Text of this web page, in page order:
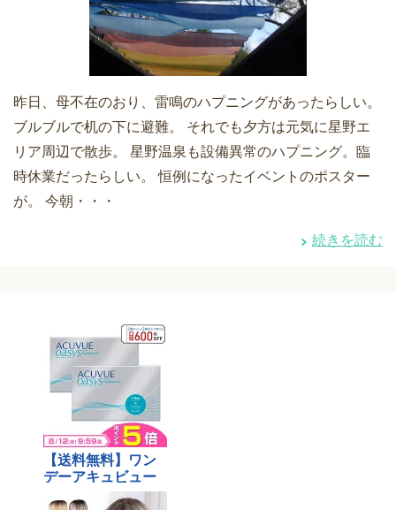
昨日、母不在のおり、雷鳴のハプニングがあったらしい。
ブルブルで机の下に避難。 それでも夕方は元気に星野エ
リア周辺で散歩。 星野温泉も設備異常のハプニング。臨
時休業だったらしい。 恒例になったイベントのポスター
が。 今朝・・・
続きを読む